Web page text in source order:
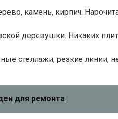
камень, кирпич.
деревушки. Никаких
стеллажи, резкие линии,
для ремонта